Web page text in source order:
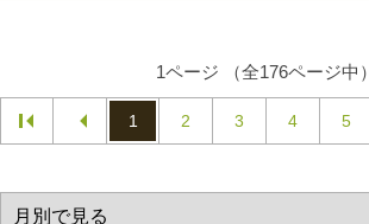
1ページ （全176ページ中）
1 2 3 4 5